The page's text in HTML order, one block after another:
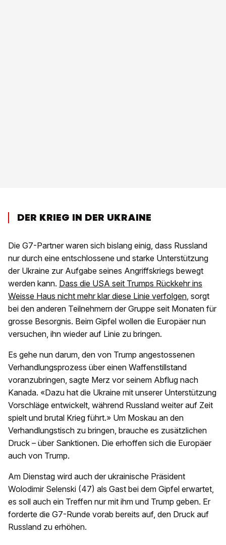
DER KRIEG IN DER UKRAINE
Die G7-Partner waren sich bislang einig, dass Russland
nur durch eine entschlossene und starke Unterstützung
der Ukraine zur Aufgabe seines Angriffskriegs bewegt
werden kann. Dass die USA seit Trumps Rückkehr ins
Weisse Haus nicht mehr klar diese Linie verfolgen, sorgt
bei den anderen Teilnehmern der Gruppe seit Monaten für
grosse Besorgnis. Beim Gipfel wollen die Europäer nun
versuchen, ihn wieder auf Linie zu bringen.
Es gehe nun darum, den von Trump angestossenen
Verhandlungsprozess über einen Waffenstillstand
voranzubringen, sagte Merz vor seinem Abflug nach
Kanada. «Dazu hat die Ukraine mit unserer Unterstützung
Vorschläge entwickelt, während Russland weiter auf Zeit
spielt und brutal Krieg führt.» Um Moskau an den
Verhandlungstisch zu bringen, brauche es zusätzlichen
Druck – über Sanktionen. Die erhoffen sich die Europäer
auch von Trump.
Am Dienstag wird auch der ukrainische Präsident
Wolodimir Selenski (47) als Gast bei dem Gipfel erwartet,
es soll auch ein Treffen nur mit ihm und Trump geben. Er
forderte die G7-Runde vorab bereits auf, den Druck auf
Russland zu erhöhen.